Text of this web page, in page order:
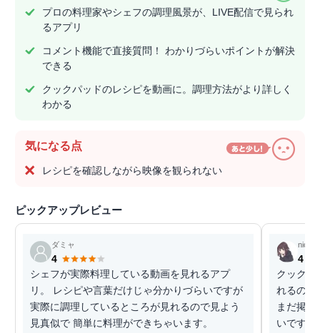
プロの料理家やシェフの調理風景が、LIVE配信で見られ
るアプリ
コメント機能で直接質問！ わかりづらいポイントが解決
できる
クックパッドのレシピを動画に。調理方法がより詳しく
わかる
気になる点
レシピを確認しながら映像を観られない
ピックアップレビュー
ダミャ
4
シェフが実際料理している動画を見れるアプ
リ。 レシピや言葉だけじゃ分かりづらいですが
実際に調理しているところが見れるので見よう
見真似で 簡単に料理ができちゃいます。
4
クックパ
れるのは
まだ掲
いです。